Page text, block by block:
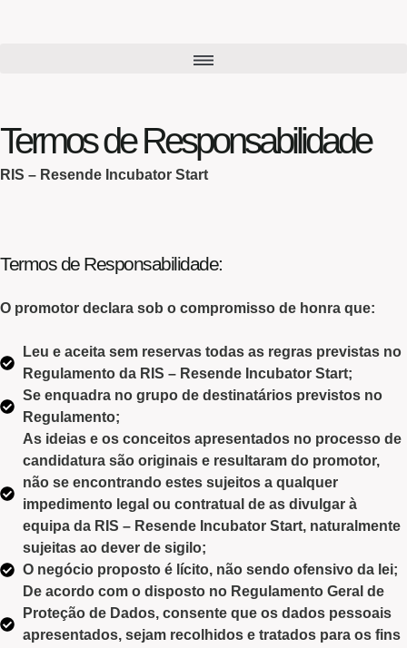
Termos de Responsabilidade
RIS – Resende Incubator Start
Termos de Responsabilidade:
O promotor declara sob o compromisso de honra que:
Leu e aceita sem reservas todas as regras previstas no
Regulamento da RIS – Resende Incubator Start;
Se enquadra no grupo de destinatários previstos no
Regulamento;
As ideias e os conceitos apresentados no processo de
candidatura são originais e resultaram do promotor,
não se encontrando estes sujeitos a qualquer
impedimento legal ou contratual de as divulgar à
equipa da RIS – Resende Incubator Start, naturalmente
sujeitas ao dever de sigilo;
O negócio proposto é lícito, não sendo ofensivo da lei;
De acordo com o disposto no Regulamento Geral de
Proteção de Dados, consente que os dados pessoais
apresentados, sejam recolhidos e tratados para os fins